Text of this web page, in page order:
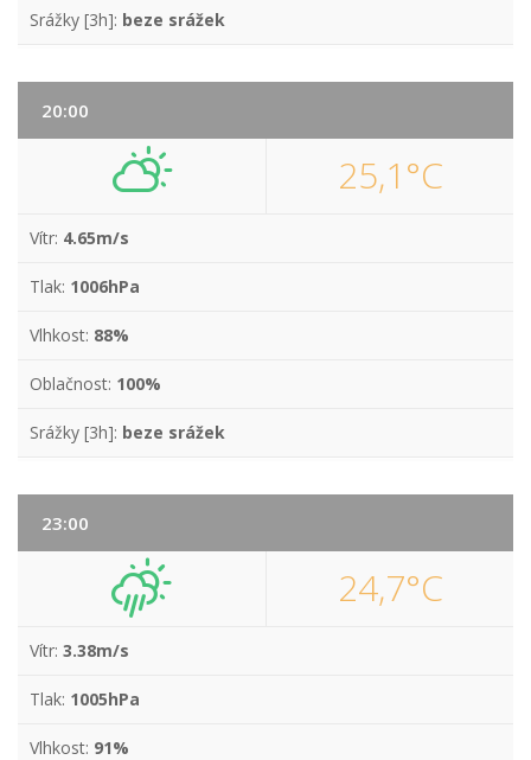
Srážky [3h]: beze srážek
20:00
25,1°C
Vítr: 4.65m/s
Tlak: 1006hPa
Vlhkost: 88%
Oblačnost: 100%
Srážky [3h]: beze srážek
23:00
24,7°C
Vítr: 3.38m/s
Tlak: 1005hPa
Vlhkost: 91%